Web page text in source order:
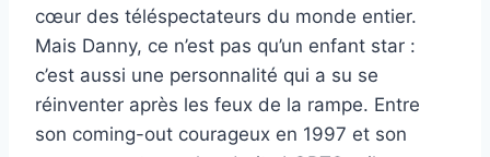
cœur des téléspectateurs du monde entier.
Mais Danny, ce n’est pas qu’un enfant star :
c’est aussi une personnalité qui a su se
réinventer après les feux de la rampe. Entre
son coming-out courageux en 1997 et son